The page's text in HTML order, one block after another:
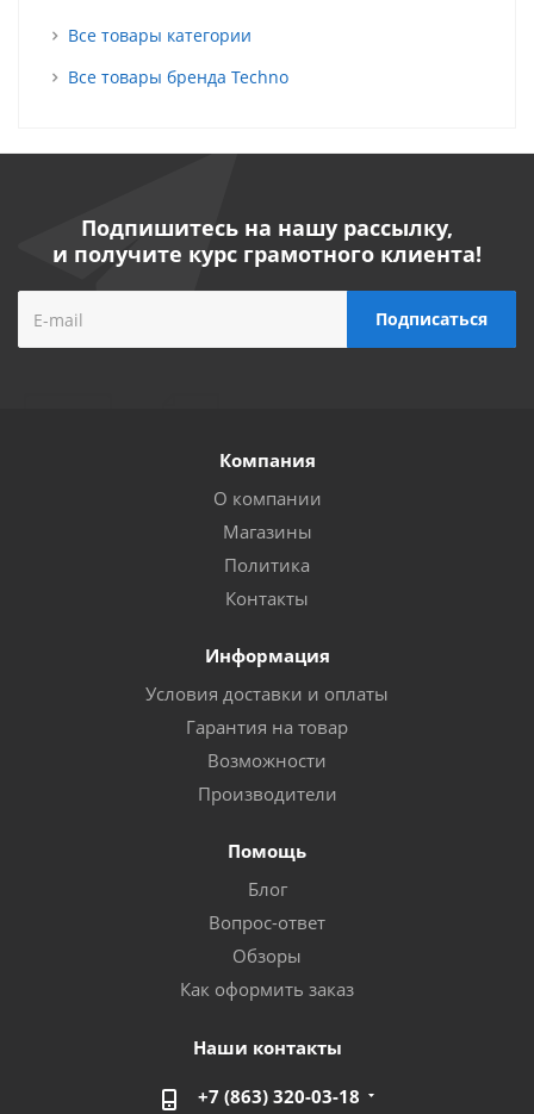
Все товары категории
Все товары бренда Techno
Подпишитесь на нашу рассылку,
и получите курс грамотного клиента!
Компания
О компании
Магазины
Политика
Контакты
Информация
Условия доставки и оплаты
Гарантия на товар
Возможности
Производители
Помощь
Блог
Вопрос-ответ
Обзоры
Как оформить заказ
Наши контакты
+7 (863) 320-03-18